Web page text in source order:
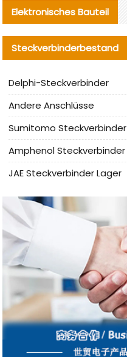
Elektronisches Bauteil
Steckverbinderbestand
Delphi-Steckverbinder
Andere Anschlüsse
Sumitomo Steckverbinder
Amphenol Steckverbinder
JAE Steckverbinder Lager